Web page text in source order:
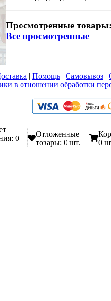
Просмотренные товары:
Все просмотренные
| Помощь | Самовывоз |
в отношении обработки
0
Отложенные
товары: 0 шт.
0